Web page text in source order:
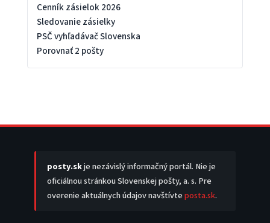
Cenník zásielok 2026
Sledovanie zásielky
PSČ vyhľadávač Slovenska
Porovnať 2 pošty
posty.skje nezávislý informačný portál. Nie je
oficiálnou stránkou Slovenskej pošty, a. s. Pre
overenie aktuálnych údajov navštívteposta.sk.